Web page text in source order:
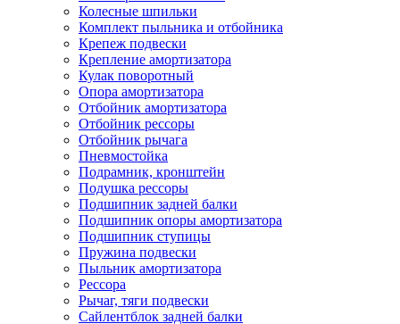
Колесные шпильки
Комплект пыльника и отбойника
Крепеж подвески
Крепление амортизатора
Кулак поворотный
Опора амортизатора
Отбойник амортизатора
Отбойник рессоры
Отбойник рычага
Пневмостойка
Подрамник, кронштейн
Подушка рессоры
Подшипник задней балки
Подшипник опоры амортизатора
Подшипник ступицы
Пружина подвески
Пыльник амортизатора
Рессора
Рычаг, тяги подвески
Сайлентблок задней балки